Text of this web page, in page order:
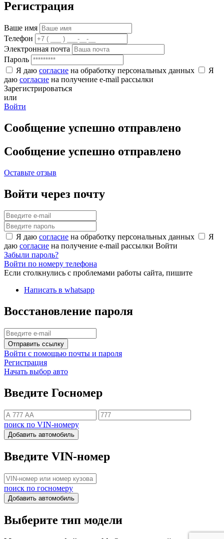
Регистрация
Ваше имя
Телефон
Электронная почта
Пароль
Я даю согласие на обработку персональных данных
Я
даю согласие на получение e-mail рассылки
Зарегистрироваться
или
Войти
Сообщение успешно отправлено
Сообщение успешно отправлено
Оставьте отзыв
Войти через почту
Я даю согласие на обработку персональных данных
Я
даю согласие на получение e-mail рассылки Войти
Забыли пароль?
Войти по номеру телефона
Если столкнулись с проблемами работы сайта, пишите
Написать в whatsapp
Восстановление пароля
Отправить ссылку
Войти с помощью почты и пароля
Регистрация
Начать выбор авто
Введите Госномер
поиск по VIN-номеру
Добавить автомобиль
Введите VIN-номер
поиск по госномеру
Добавить автомобиль
Выберите тип модели